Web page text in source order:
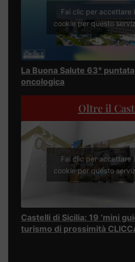
Fai clic per accettare i
cookie per questo
La Buona Salute 63°
oncologica
Oltre il
Fai clic per accettare i
cookie per questo
Castelli di Sicilia: 19 ‘mini
turismo di prossimità